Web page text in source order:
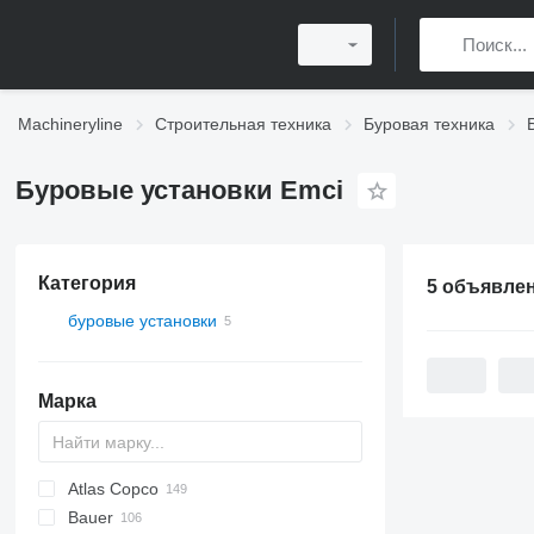
Machineryline Строительная техника Буровая техника
Буровые установки Emci
Категория
буровые установки
Марка
Atlas Copco
FlexiROC
ROC
Bauer
5